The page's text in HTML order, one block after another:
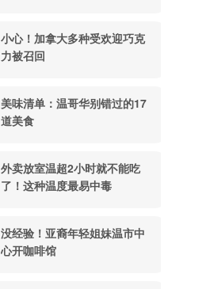
小心！加拿大多种受欢迎巧克
力被召回
美味清单：温哥华别错过的17
道美食
外卖放室温超2小时就不能吃
了！这种温度最易中毒
没经验！亚裔年轻姐妹温市中
心开咖啡馆